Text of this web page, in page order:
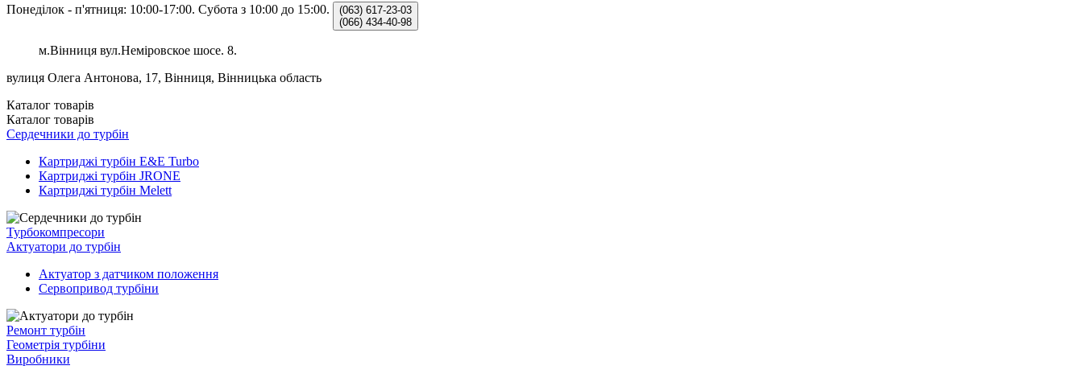
Понеділок - п'ятниця: 10:00-17:00. Субота з 10:00 до 15:00. (063) 617-23-03
(066) 434-40-98
м.Вінниця вул.Неміровское шосе. 8.
вулиця Олега Антонова, 17, Вінниця, Вінницька область
Каталог товарів
Каталог товарів
Сердечники до турбін
Картриджі турбін E&E Turbo
Картриджі турбін JRONE
Картриджі турбін Melett
Турбокомпресори
Актуатори до турбін
Актуатор з датчиком положення
Сервопривод турбіни
Ремонт турбін
Геометрія турбіни
Виробники